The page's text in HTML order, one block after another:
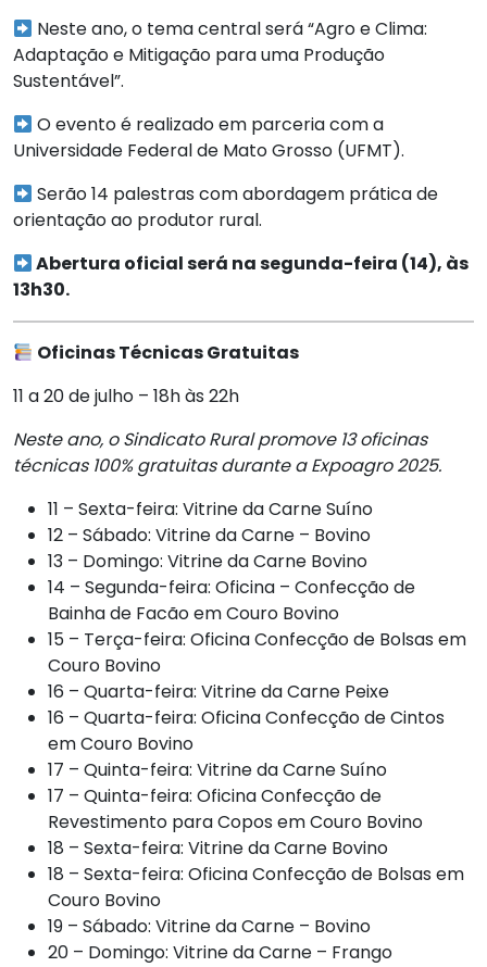
Neste ano, o tema central será “Agro e Clima:
Adaptação e Mitigação para uma Produção
Sustentável”.
O evento é realizado em parceria com a
Universidade Federal de Mato Grosso (UFMT).
Serão 14 palestras com abordagem prática de
orientação ao produtor rural.
Abertura oficial será na segunda-feira (14), às
13h30.
Oficinas Técnicas Gratuitas
11 a 20 de julho – 18h às 22h
Neste ano, o Sindicato Rural promove 13 oficinas
técnicas 100% gratuitas durante a Expoagro 2025.
11 – Sexta-feira: Vitrine da Carne Suíno
12 – Sábado: Vitrine da Carne – Bovino
13 – Domingo: Vitrine da Carne Bovino
14 – Segunda-feira: Oficina – Confecção de
Bainha de Facão em Couro Bovino
15 – Terça-feira: Oficina Confecção de Bolsas em
Couro Bovino
16 – Quarta-feira: Vitrine da Carne Peixe
16 – Quarta-feira: Oficina Confecção de Cintos
em Couro Bovino
17 – Quinta-feira: Vitrine da Carne Suíno
17 – Quinta-feira: Oficina Confecção de
Revestimento para Copos em Couro Bovino
18 – Sexta-feira: Vitrine da Carne Bovino
18 – Sexta-feira: Oficina Confecção de Bolsas em
Couro Bovino
19 – Sábado: Vitrine da Carne – Bovino
20 – Domingo: Vitrine da Carne – Frango